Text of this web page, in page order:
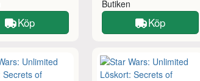
Köp
Butiken
Köp